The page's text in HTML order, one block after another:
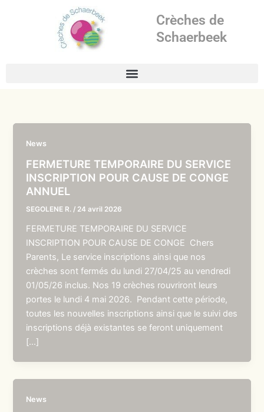
Crèches de
Schaerbeek
News
FERMETURE TEMPORAIRE DU SERVICE
INSCRIPTION POUR CAUSE DE CONGE
ANNUEL
SEGOLENE R. / 24 avril 2026
FERMETURE TEMPORAIRE DU SERVICE
INSCRIPTION POUR CAUSE DE CONGE Chers
Parents, Le service inscriptions ainsi que nos
crèches sont fermés du lundi 27/04/25 au vendredi
01/05/26 inclus. Nos 19 crèches rouvriront leurs
portes le lundi 4 mai 2026. Pendant cette période,
toutes les nouvelles inscriptions ainsi que le suivi des
inscriptions déjà existantes se feront uniquement
[…]
News